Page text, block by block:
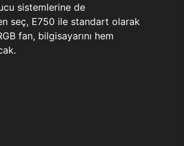
sistemlerine de
seç, E750 ile standart olarak
fan, bilgisayarını hem